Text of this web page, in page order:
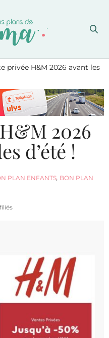
privée H&M 2026 avant les
2026
d’été !
PLAN ENFANTS, BON PLAN